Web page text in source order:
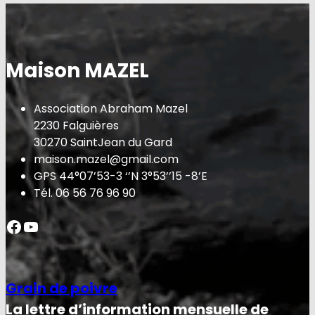
Maison MAZEL
Association Abraham Mazel
2230 Falguières
30270 SaintJean du Gard
maison.mazel@gmail.com
GPS 44°07’53-3 ‘’N 3°53’’15 -8’E
Tél. 06 56 76 96 90
Facebook YouTube
Grain de poivre
La lettre d’information mensuelle de